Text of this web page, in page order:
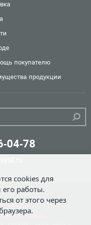
покупателю
продукции
04-78
cookie
cookies для
работы.
от этого через